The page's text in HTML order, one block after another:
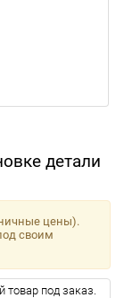
детали
цены).
своим
под заказ.